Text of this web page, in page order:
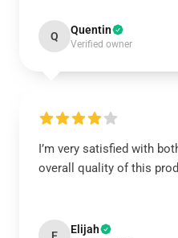
Q Quentin
Verified owner
I’m very satisfied with
overall quality of this
Elijah